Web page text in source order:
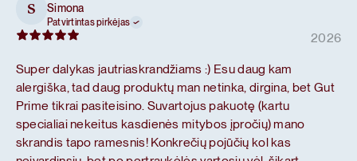
S Simona
Patvirtintas pirkėjas
2026
Super dalykas jautriaskrandžiams :) Esu daug kam
alergiška, tad daug produktų man netinka, dirgina, bet Gut
Prime tikrai pasiteisino. Suvartojus pakuotę (kartu
specialiai nekeitus kasdienės mitybos įpročių) mano
skrandis tapo ramesnis! Konkrečių pojūčių kol kas